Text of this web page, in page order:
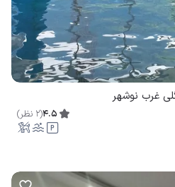
غرب نوشهر
4.5
(
2 نظر)